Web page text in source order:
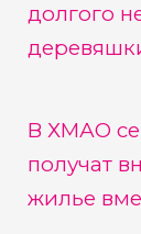
долгого
В ХМАО
получат
жилье